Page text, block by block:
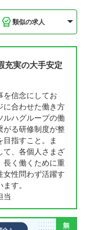
類似の求人
充実の大手安定
を信念にしてお
に合わせた働き方
ルハグループの働
がる研修制度が整
目指すこと。ま
て、各個人さまざ
長く働くために重
女性問わず活躍す
す。
当